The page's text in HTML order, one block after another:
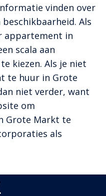
vinden over
Als
appartement in
scala aan
kiezen. Als je niet
te huur in Grote
niet verder, want
om
Grote Markt te
als